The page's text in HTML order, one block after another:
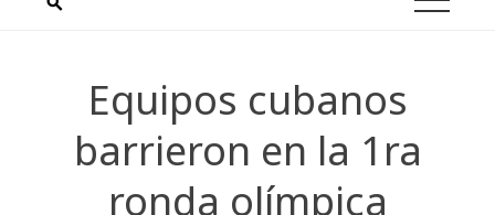
Equipos cubanos
barrieron en la 1ra
ronda olímpica